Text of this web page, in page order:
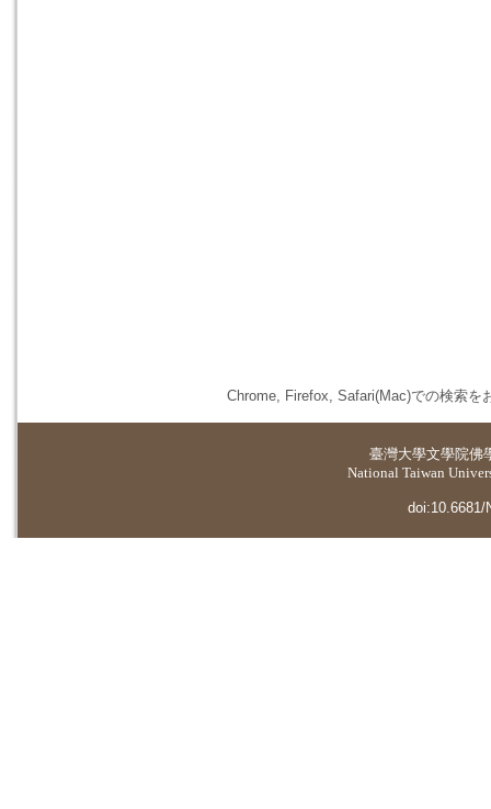
Chrome, Firefox, Safari(Mac)での検索を
臺灣大學文學院佛
National Taiwan
doi:10.6681/